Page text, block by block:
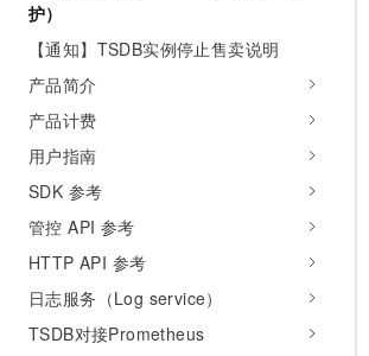
护）
【通知】TSDB实例停止售卖说明
产品简介
产品计费
用户指南
SDK 参考
管控 API 参考
HTTP API 参考
日志服务（Log service）
TSDB对接Prometheus
开发工具
迁移与运维管理
专有云